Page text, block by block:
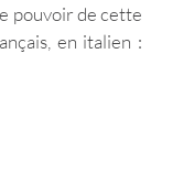
pouvoir de cette
en italien :